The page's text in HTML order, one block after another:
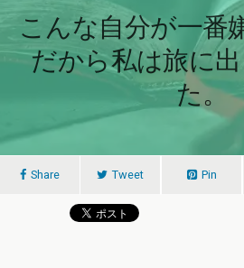
こんな自分が一番
だから私は旅に
た。
Share Tweet Pin